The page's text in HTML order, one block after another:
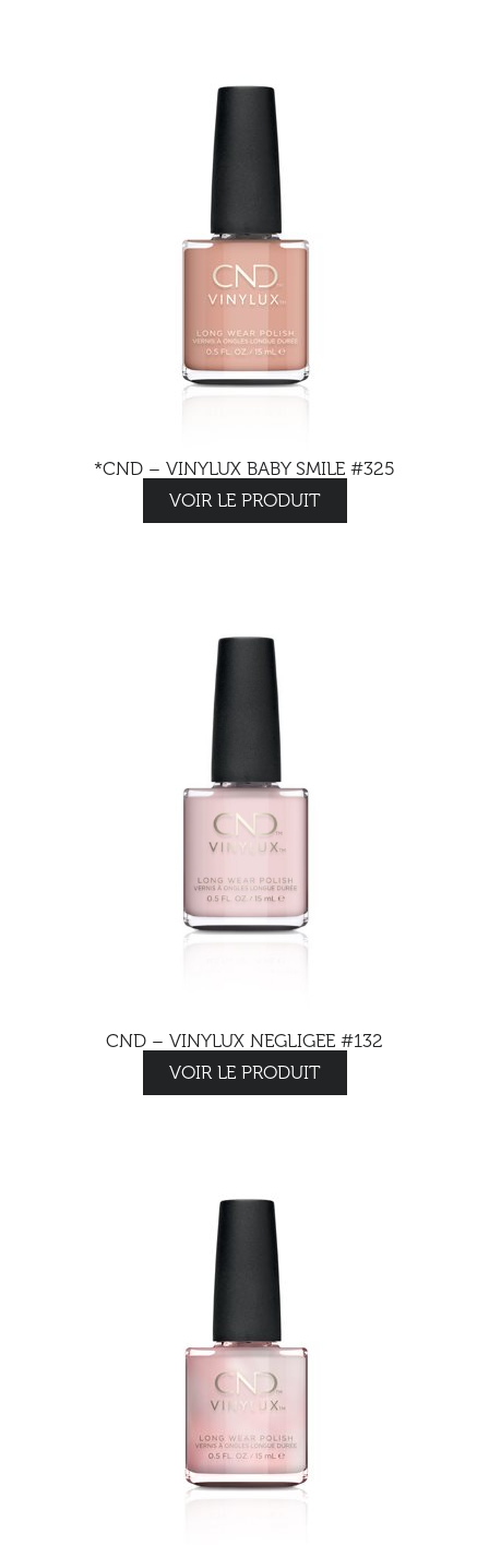
*CND – VINYLUX BABY SMILE #325
VOIR LE PRODUIT
CND – VINYLUX NEGLIGEE #132
VOIR LE PRODUIT